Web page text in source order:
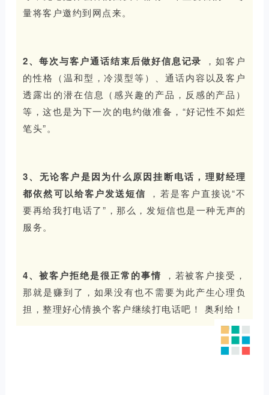
量将客户邀约到网点来。
2、每次与客户通话结束后做好信息记录
，如客户
的性格（温和型，冷漠型等）、通话内容以及客户
透露出的潜在信息（感兴趣的产品，反感的产品）
等，这也是为下一次的电约做准备，“好记性不如烂
笔头”。
3、无论客户是因为什么原因挂断电话，理财经理
都依然可以给客户发送短信
，若是客户直接说“不
要再给我打电话了”，那么，发短信也是一种无声的
服务。
4、被客户拒绝是很正常的事情
，若被客户接受，
那就是赚到了，如果没有也不需要为此产生心理负
担，整理好心情换个客户继续打电话吧！
奥利给！